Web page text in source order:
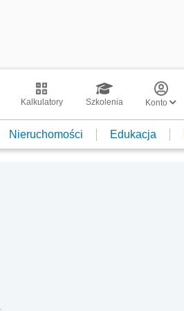
Kalkulatory Szkolenia Konto
Nieruchomości Edukacja